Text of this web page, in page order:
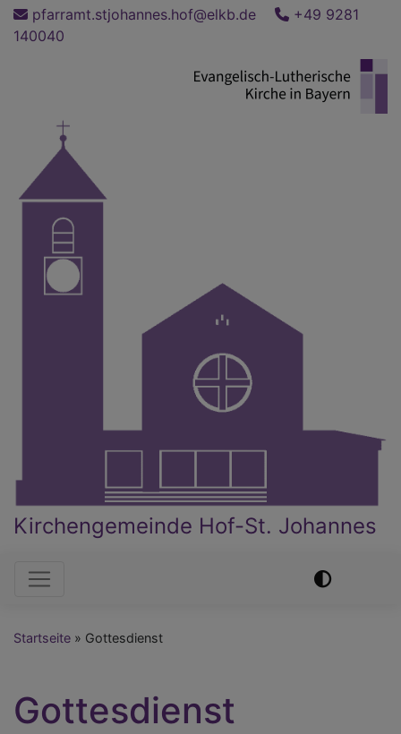
Direkt
zum
pfarramt.stjohannes.hof@elkb.de
+49 9281
140040
Kirchengemeinde Hof-St. Johannes
Hauptnavigation
Startseite Gottesdienst
Gottesdienst